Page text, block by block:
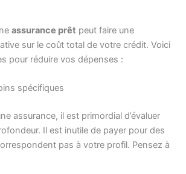
assurance prêt peut faire une
sur le coût total de votre crédit. Voici
pour réduire vos dépenses :
spécifiques
assurance, il est primordial d’évaluer
Il est inutile de payer pour des
pas à votre profil. Pensez à